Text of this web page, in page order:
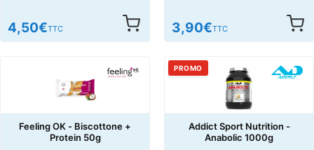
4,50€TTC 3,90€TTC
Feeling OK - Biscottone +
Protein 50g
PROMO
Addict Sport Nutrition -
Anabolic 1000g